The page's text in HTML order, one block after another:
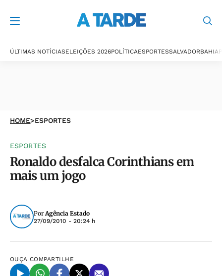
ÚLTIMAS NOTÍCIASELEIÇÕES 2026POLÍTICAESPORTESSALVADORBAHIA
HOME>ESPORTES
ESPORTES
Ronaldo desfalca Corinthians em
mais um jogo
PorAgência Estado
27/09/2010 - 20:24 h
OUÇA COMPARTILHE